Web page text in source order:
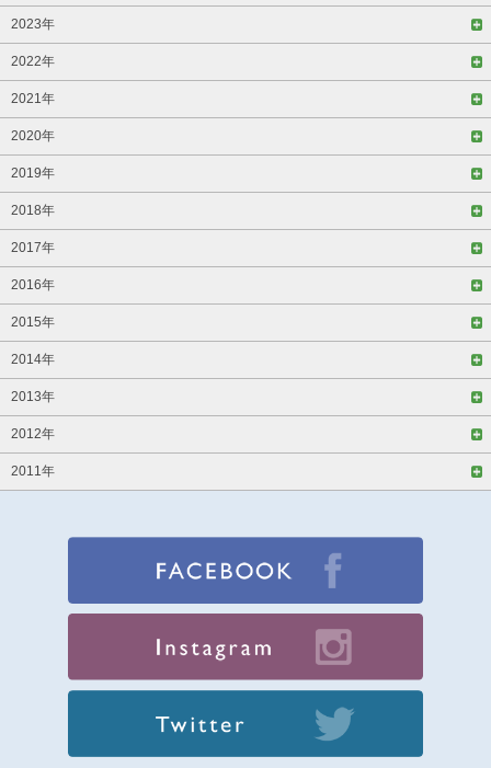
2023年
2022年
2021年
2020年
2019年
2018年
2017年
2016年
2015年
2014年
2013年
2012年
2011年